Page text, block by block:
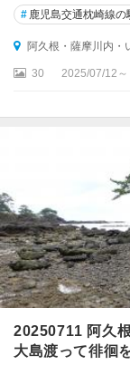
# 鹿児島交通枕崎線の
阿久根・薩摩川内・
30 2025/07/12～
20250711 阿久
大島渡って徘徊